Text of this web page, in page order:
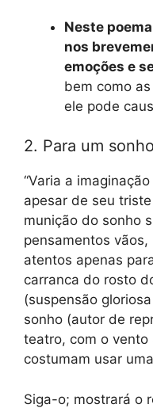
Neste
nos
emoções e
bem como
ele pode
2. Para um
“Varia a
apesar de seu
munição do sonho
pensamentos
atentos apenas
carranca do rosto
(suspensão
sonho (autor de
teatro, com o vento
costumam usar
Siga-o; mostrará o